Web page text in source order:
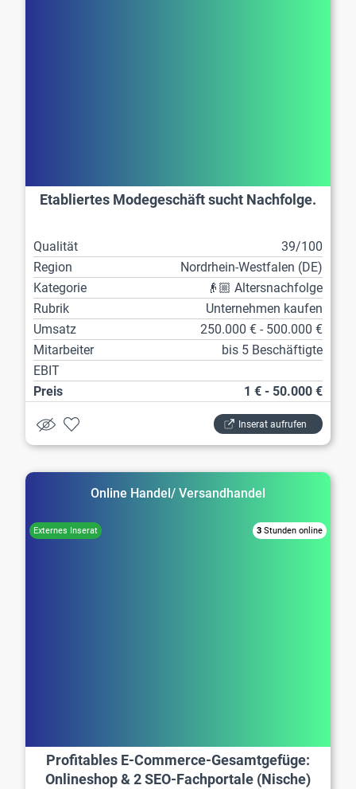
Etabliertes Modegeschäft sucht Nachfolge.
Qualität
39/100
Region
Nordrhein-Westfalen (DE)
Kategorie
👴🏼 Altersnachfolge
Rubrik
Unternehmen kaufen
Umsatz
250.000 € - 500.000 €
Mitarbeiter
bis 5 Beschäftigte
EBIT
Preis
1 € - 50.000 €
Inserat aufrufen
Online Handel/ Versandhandel
3 Stunden online
Profitables E-Commerce-Gesamtgefüge:
Onlineshop & 2 SEO-Fachportale (Nische)